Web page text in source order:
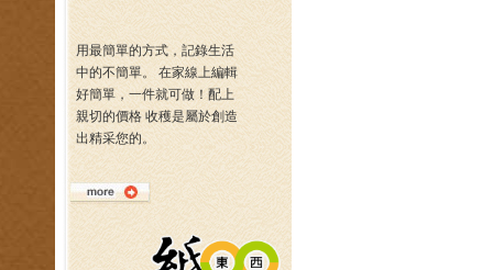
用最簡單的方式，記錄生活
中的不簡單。 在家線上編輯
好簡單，一件就可做！配上
親切的價格 收穫是屬於創造
出精采您的。